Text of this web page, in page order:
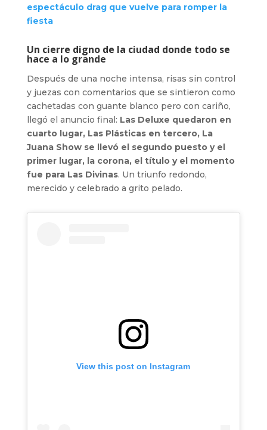
espectáculo drag que vuelve para romper la
fiesta
Un cierre digno de la ciudad donde todo se
hace a lo grande
Después de una noche intensa, risas sin control
y juezas con comentarios que se sintieron como
cachetadas con guante blanco pero con cariño,
llegó el anuncio final: Las Deluxe quedaron en
cuarto lugar, Las Plásticas en tercero, La
Juana Show se llevó el segundo puesto y el
primer lugar, la corona, el título y el momento
fue para Las Divinas. Un triunfo redondo,
merecido y celebrado a grito pelado.
View this post on Instagram